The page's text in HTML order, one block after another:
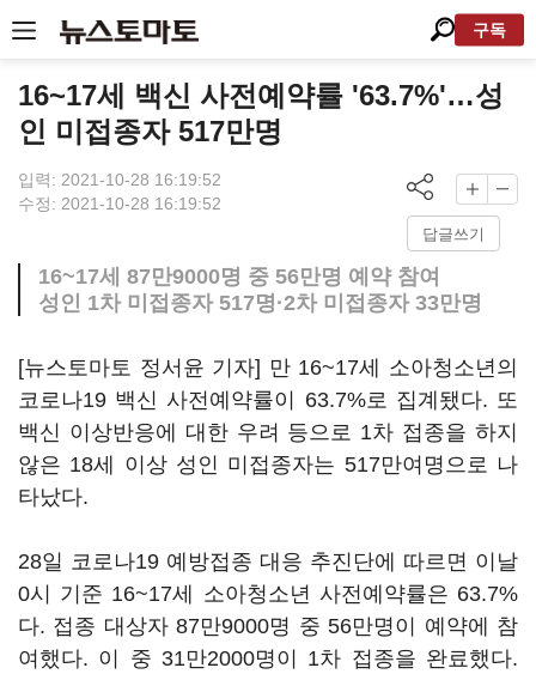
구독
16~17세 백신 사전예약률 '63.7%'…성
인 미접종자 517만명
입력: 2021-10-28 16:19:52
수정: 2021-10-28 16:19:52
답글쓰기
16~17세 87만9000명 중 56만명 예약 참여
성인 1차 미접종자 517명·2차 미접종자 33만명
[뉴스토마토 정서윤 기자] 만 16~17세 소아청소년의
코로나19 백신 사전예약률이 63.7%로 집계됐다. 또
백신 이상반응에 대한 우려 등으로 1차 접종을 하지
않은 18세 이상 성인 미접종자는 517만여명으로 나
타났다.
28일 코로나19 예방접종 대응 추진단에 따르면 이날
0시 기준 16~17세 소아청소년 사전예약률은 63.7%
다. 접종 대상자 87만9000명 중 56만명이 예약에 참
여했다. 이 중 31만2000명이 1차 접종을 완료했다.